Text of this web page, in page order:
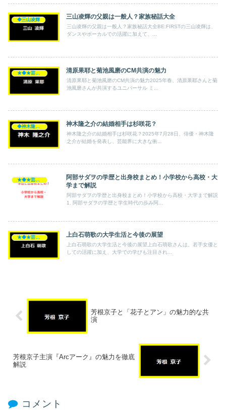
◆三山凌輝 三山凌輝の父親は一般人？家族秘話大全
三山凌輝の父親は一般人？家族秘話大全BE:FIRSTの三山凌輝は、
ダンスやボーカルでの活躍に加えて、...
清原果耶と菊池風磨のCM共演の魅力
清原果耶と菊池風磨のCM共演の魅力2025年春、清原果耶さんと菊
池風磨さんが共演するユニバーサル ミ...
神木隆之介の結婚相手は杉咲花？
神木隆之介の結婚相手は杉咲花？2025年7月28日、俳優・神木隆
之介が結婚を発表し、芸能界に大きな衝...
阿部サダヲの学歴と出身校まとめ！小学校から高校・大
学まで解説
阿部サダヲの学歴と出身校まとめ！小学校から高校・大学まで解説
1. 阿部サダヲの学歴と学生時代の歩み阿...
上白石萌歌の大学生活と今後の展望
上白石萌歌の大学生活と今後の展望上白石萌歌さんは、若手女優と
しての活躍に加え、大学での学びも注目され...
芳根京子と「花子とアン」の魅力的な共
演
芳根京子主演『Arcアーク』の魅力を徹底
解説
コメント